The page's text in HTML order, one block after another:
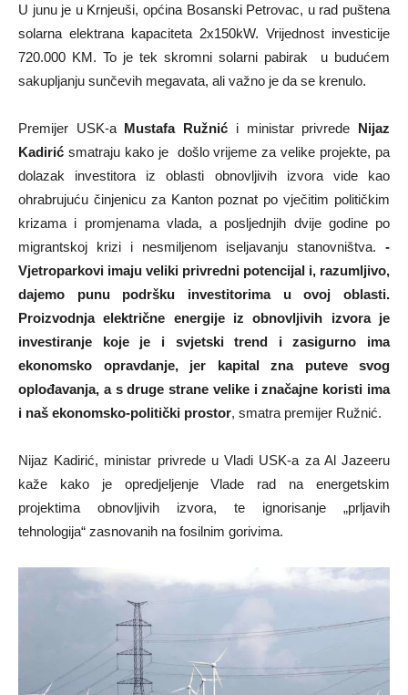
U junu je u Krnjeuši, općina Bosanski Petrovac, u rad puštena
solarna elektrana kapaciteta 2x150kW. Vrijednost investicije
720.000 KM. To je tek skromni solarni pabirak u budućem
sakupljanju sunčevih megavata, ali važno je da se krenulo.
Premijer USK-a Mustafa Ružnić i ministar privrede Nijaz
Kadirić smatraju kako je došlo vrijeme za velike projekte, pa
dolazak investitora iz oblasti obnovljivih izvora vide kao
ohrabrujuću činjenicu za Kanton poznat po vječitim političkim
krizama i promjenama vlada, a posljednjih dvije godine po
migrantskoj krizi i nesmiljenom iseljavanju stanovništva. -
Vjetroparkovi imaju veliki privredni potencijal i, razumljivo,
dajemo punu podršku investitorima u ovoj oblasti.
Proizvodnja električne energije iz obnovljivih izvora je
investiranje koje je i svjetski trend i zasigurno ima
ekonomsko opravdanje, jer kapital zna puteve svog
oplođavanja, a s druge strane velike i značajne koristi ima
i naš ekonomsko-politički prostor, smatra premijer Ružnić.
Nijaz Kadirić, ministar privrede u Vladi USK-a za Al Jazeeru
kaže kako je opredjeljenje Vlade rad na energetskim
projektima obnovljivih izvora, te ignorisanje „prljavih
tehnologija“ zasnovanih na fosilnim gorivima.